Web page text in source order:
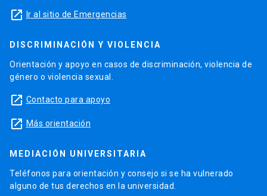
launch Ir al sitio de Emergencias
DISCRIMINACIÓN Y VIOLENCIA
Orientación y apoyo en casos de discriminación, violencia de
género o violencia sexual.
launch Contacto para apoyo
launch Más orientación
MEDIACIÓN UNIVERSITARIA
Teléfonos para orientación y consejo si se ha vulnerado
alguno de tus derechos en la universidad.